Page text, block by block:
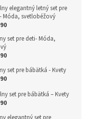
elegantný letný set pre
Móda, svetlobéžový
set pre deti- Móda,
set pre bábätká - Kvety
set pre bábätká – Kvety